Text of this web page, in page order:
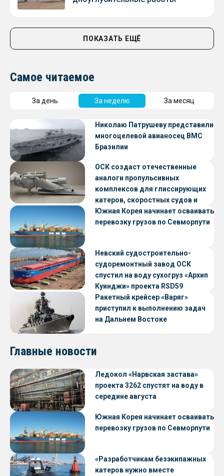
ПОКАЗАТЬ ЕЩЁ
Самое читаемое
За день За неделю За месяц
Николаю Патрушеву представили
многоцелевой авианосец ВМС
Бразилии
ОСК создаст отечественные
аналоги пропульсивных
комплексов для глиссирующих
катеров, скоростных судов и
судов с малой осадкой
Южная Корея начинает осваивать
перевозку грузов по Севморпути
Невский судостроительно-
судоремонтный завод ОСК
спустил на воду сухогруз «Архип
Куинджи» проекта RSD59
Ракетный крейсер «Варяг»
приступил к выполнению задач
на Дальнем Востоке
Главные новости
Ледокол «Нарвская застава»
проекта 3262 спустят на воду в
середине августа
Южная Корея начинает осваивать
перевозку грузов по Севморпути
«Разработчикам безэкипажных
катеров нужно вместе